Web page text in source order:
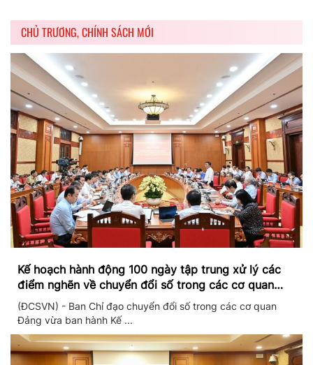
CHỦ TRƯƠNG, CHÍNH SÁCH MỚI
Kế hoạch hành động 100 ngày tập trung xử lý các
điểm nghẽn về chuyển đổi số trong các cơ quan
Đảng
(ĐCSVN) - Ban Chỉ đạo chuyển đổi số trong các cơ quan
Đảng vừa ban hành Kế ...